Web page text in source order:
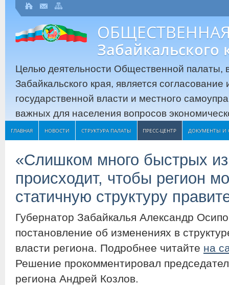
Забайкальского
Целью деятельности Общественной палаты,
Забайкальского края, является
государственной власти и местного
важных для населения вопросов
ГЛАВНАЯ НОВОСТИ СТРУКТУРА ПАЛАТЫ ПРЕСС-ЦЕНТР ДОКУМЕНТЫ И
«Слишком много быстрых
происходит, чтобы регион
статичную структуру
Губернатор Забайкалья Александр
постановление об изменениях в
власти региона. Подробнее читайте на
Решение прокомментировал
региона Андрей Козлов.